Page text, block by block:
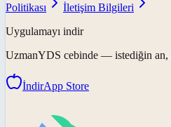
Politikası
İletişim Bilgileri
Uygulamayı indir
UzmanYDS cebinde — istediğin an,
İndirApp Store